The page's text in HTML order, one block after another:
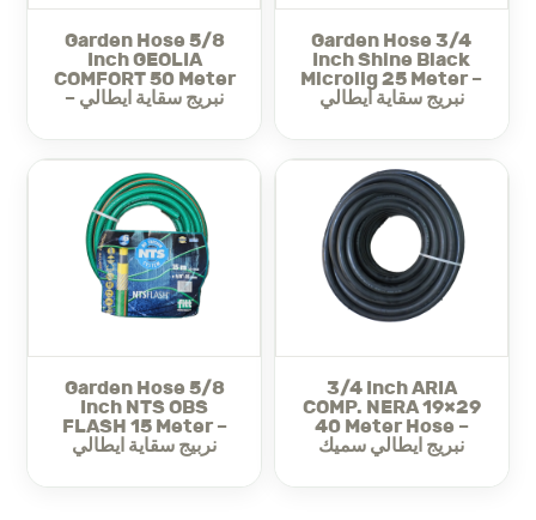
performance.
8mmx13 ARIA COMP BLUE 50 Meter Hoseoffers
superior reliability for transporting compressed air and
gases, making it a perfect choice for industrial use, with
BLUE 50 متر – نبريج غاز إيطالي
آمن وفعال. بقطر 8 مم × 13 مم وطول 50 مترًا، يعد هذا الخرطوم
مثاليًا للاستخدام في تطبيقات صناعية متعددة تتطلب حلاً موثوقًا
ومتينًا ومرنًا لنقل الغازات. تم تصميمه لتحمل الضغوط العالية، مما
يعزز الرؤية، وبناؤه القوي يضمن استخدامًا طويل الأمد في
Garden Hose 5/8
Inch GEOLIA
COMFORT 50 Meter
– نبريج سقاية ايطالي
Garden Hose 3/4
Inch Shine Black
Microlig 25 Meter –
نبريج سقاية ايطالي
Garden Hose 5/8
Inch NTS OBS
FLASH 15 Meter –
نربيج سقاية ايطالي
3/4 Inch ARIA
COMP. NERA 19×29
40 Meter Hose –
نبريج ايطالي سميك